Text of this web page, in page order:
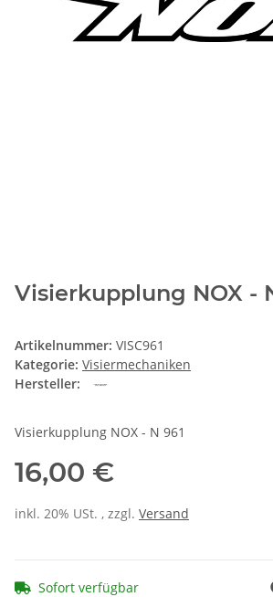
Visierkupplung NOX -
Artikelnummer: VISC961
Kategorie: Visiermechaniken
Hersteller:
Visierkupplung NOX - N 961
16,00 €
inkl. 20% USt. , zzgl. Versand
Sofort verfügbar